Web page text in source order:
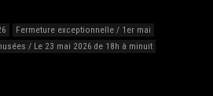
Fermeture exceptionnelle / 1er mai
/ Le 23 mai 2026 de 18h à minuit